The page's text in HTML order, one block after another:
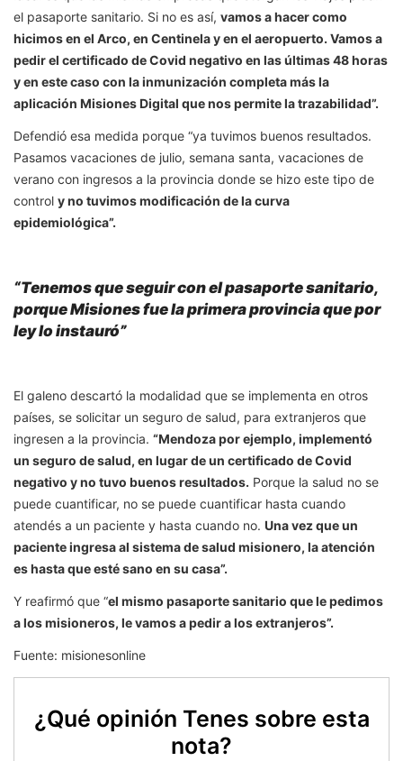
el pasaporte sanitario. Si no es así, vamos a hacer como
hicimos en el Arco, en Centinela y en el aeropuerto. Vamos a
pedir el certificado de Covid negativo en las últimas 48 horas
y en este caso con la inmunización completa más la
aplicación Misiones Digital que nos permite la trazabilidad”.
Defendió esa medida porque “ya tuvimos buenos resultados.
Pasamos vacaciones de julio, semana santa, vacaciones de
verano con ingresos a la provincia donde se hizo este tipo de
control y no tuvimos modificación de la curva
epidemiológica”.
“Tenemos que seguir con el pasaporte sanitario,
porque Misiones fue la primera provincia que por
ley lo instauró”
El galeno descartó la modalidad que se implementa en otros
países, se solicitar un seguro de salud, para extranjeros que
ingresen a la provincia. “Mendoza por ejemplo, implementó
un seguro de salud, en lugar de un certificado de Covid
negativo y no tuvo buenos resultados. Porque la salud no se
puede cuantificar, no se puede cuantificar hasta cuando
atendés a un paciente y hasta cuando no. Una vez que un
paciente ingresa al sistema de salud misionero, la atención
es hasta que esté sano en su casa”.
Y reafirmó que “el mismo pasaporte sanitario que le pedimos
a los misioneros, le vamos a pedir a los extranjeros”.
Fuente: misionesonline
¿Qué opinión Tenes sobre esta
nota?